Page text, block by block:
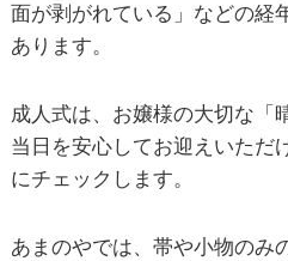
面が剥がれている」などの経
あります。
成人式は、お嬢様の大切な「
当日を安心してお迎えいただ
にチェックします。
あまのやでは、帯や小物のみ